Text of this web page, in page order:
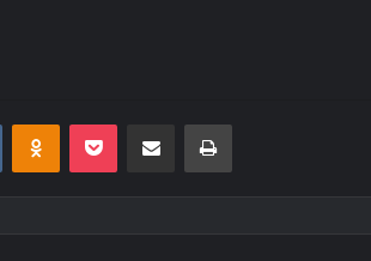
VKontakteOdnoklassniki
Pocket E-Posta ile paylaş Yazdır